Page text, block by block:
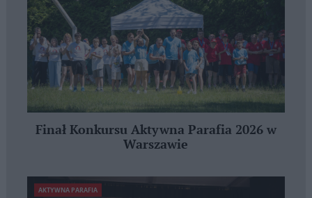
Finał Konkursu Aktywna Parafia 2026 w
Warszawie
AKTYWNA PARAFIA